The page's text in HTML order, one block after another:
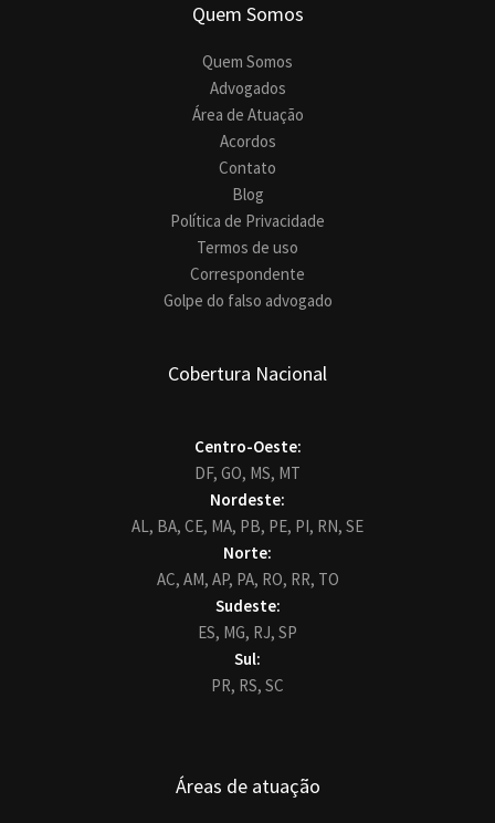
Quem Somos
Quem Somos
Advogados
Área de Atuação
Acordos
Contato
Blog
Política de Privacidade
Termos de uso
Correspondente
Golpe do falso advogado
Cobertura Nacional
Centro-Oeste:
DF, GO, MS, MT
Nordeste:
AL, BA, CE, MA, PB, PE, PI, RN, SE
Norte:
AC, AM, AP, PA, RO, RR, TO
Sudeste:
ES, MG, RJ, SP
Sul:
PR, RS, SC
Áreas de atuação